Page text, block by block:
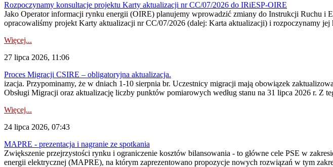
Rozpoczynamy konsultacje projektu Karty aktualizacji nr CC/07/2026 do IRiESP-OIRE
Jako Operator informacji rynku energii (OIRE) planujemy wprowadzić zmiany do Instrukcji Ruchu i
opracowaliśmy projekt Karty aktualizacji nr CC/07/2026 (dalej: Karta aktualizacji) i rozpoczynamy
Więcej...
27 lipca 2026, 11:06
Proces Migracji CSIRE – obligatoryjna aktualizacja.
izacja. Przypominamy, że w dniach 1-10 sierpnia br. Uczestnicy migracji mają obowiązek
Obsługi Migracji oraz aktualizację liczby punktów pomiarowych według stanu na 31 lipca 2026 r.
Więcej...
24 lipca 2026, 07:43
MAPRE - prezentacja i nagranie ze spotkania
Zwiększenie przejrzystości rynku i ograniczenie kosztów bilansowania - to główne cele PSE w
energii elektrycznej (MAPRE), na którym zaprezentowano propozycje nowych rozwiązań w tym